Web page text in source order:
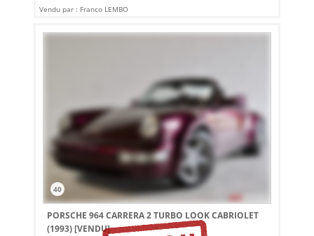
Vendu par : Franco LEMBO
40
PORSCHE 964 CARRERA 2 TURBO LOOK CABRIOLET
(1993)[VENDU]